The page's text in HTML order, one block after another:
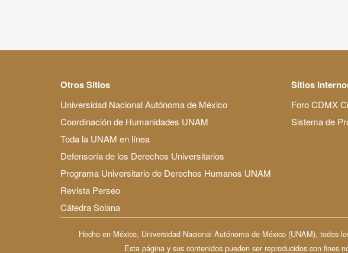
Otros Sitios
Universidad Nacional Autónoma de México
Coordinación de Humanidades UNAM
Toda la UNAM en línea
Defensoría de los Derechos Universitarios
Programa Universitario de Derechos Humanos UNAM
Revista Perseo
Cátedra Solana
Sitios
Foro CDMX
Sistema de
Hecho en México, Universidad Nacional Autónoma de México (UNAM), todos
Esta página y sus contenidos pueden ser reproducidos con